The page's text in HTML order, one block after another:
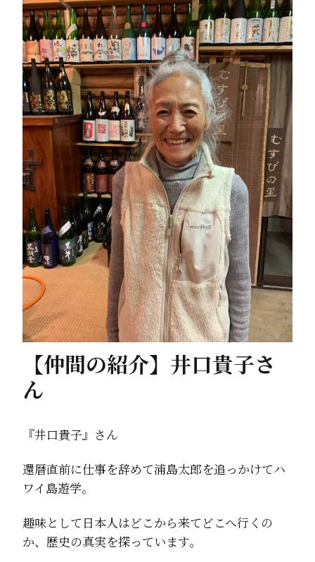
【仲間の紹介】井口貴子さ
ん
『井口貴子』さん
還暦直前に仕事を辞めて浦島太郎を追っかけてハ
ワイ島遊学。
趣味として日本人はどこから来てどこへ行くの
か、歴史の真実を探っています。